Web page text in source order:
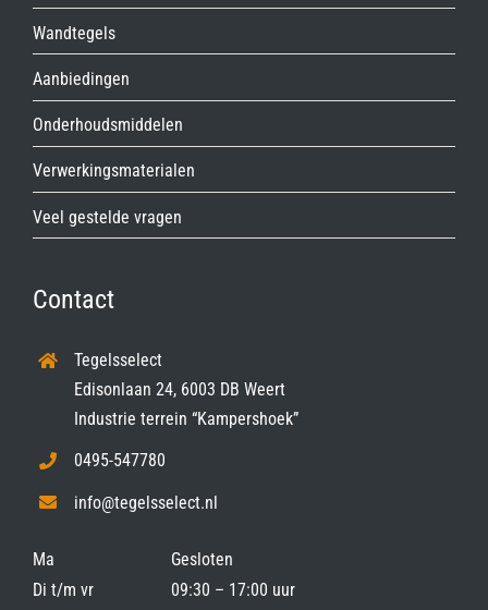
Wandtegels
Aanbiedingen
Onderhoudsmiddelen
Verwerkingsmaterialen
Veel gestelde vragen
Contact
Tegelsselect
Edisonlaan 24, 6003 DB Weert
Industrie terrein “Kampershoek”
0495-547780
info@tegelsselect.nl
Ma
Gesloten
Di t/m vr
09:30 – 17:00 uur